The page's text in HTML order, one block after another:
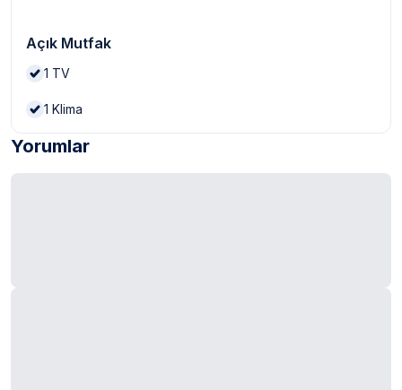
Açık Mutfak
1 TV
1 Klima
Yorumlar